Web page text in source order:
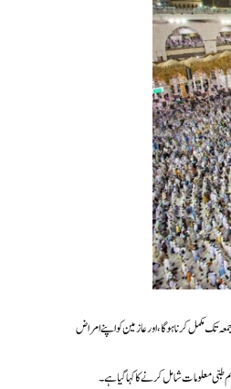
جمعہ تک مکمل کرنا ہوگا، اور عازمین کو اپنے امراض
طبی معلومات شامل کرنے کا کہا گیا ہے۔